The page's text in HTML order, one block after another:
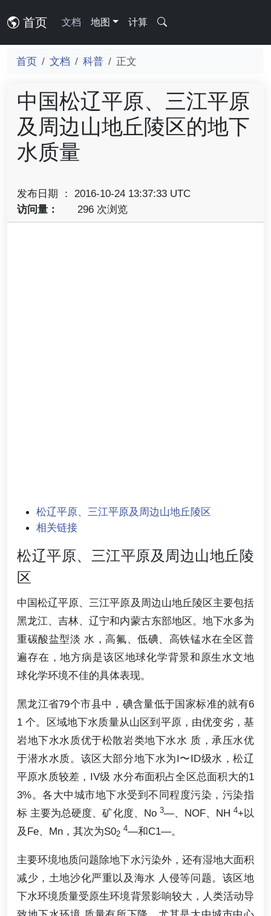
首页 文档 地图 计算
首页 文档 科普 正文
中国松辽平原、三江平原
及周边山地丘陵区的地下
水质量
发布日期 ： 2016-10-24 13:37:33 UTC
访问量：
296 次浏览
松辽平原、三江平原及周边山地丘陵区
相关链接
松辽平原、三江平原及周边山地丘陵
区
中国松辽平原、三江平原及周边山地丘陵区主要包括
黑龙江、吉林、辽宁和内蒙古东部地区。地下水多为
重碳酸盐型淡 水，高氟、低碘、高铁锰水在全区普
遍存在，地方病是该区地球化学背景和原生水文地
球化学环境不佳的具体表现。
黑龙江省79个市县中，碘含量低于国家标准的就有6
1 个。区域地下水质量从山区到平原，由优变劣，基
岩地下水水质优于松散岩类地下水水 质，承压水优
于潜水水质。该区大部分地下水为I〜ID级水，松辽
平原水质较差，IV级 水分布面积占全区总面积大的1
3%。各大中城市地下水受到不同程度污染，污染指
标 主要为总硬度、矿化度、No 3—、NOF、NH 4+以
及Fe、Mn，其次为S02
4—和C1—。
主要环境地质问题除地下水污染外，还有湿地大面积
减少，土地沙化严重以及海水 人侵等问题。该区地
下水环境质量受原生环境背景影响较大，人类活动导